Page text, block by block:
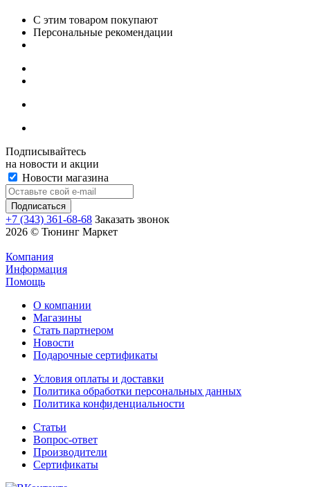
С этим товаром покупают
Персональные рекомендации
Подписывайтесь
на новости и акции
Новости магазина
+7 (343) 361-68-68 Заказать звонок
2026 © Тюнинг Маркет
Компания
Информация
Помощь
О компании
Магазины
Стать партнером
Новости
Подарочные сертификаты
Условия оплаты и доставки
Политика обработки персональных данных
Политика конфиденциальности
Статьи
Вопрос-ответ
Производители
Сертификаты